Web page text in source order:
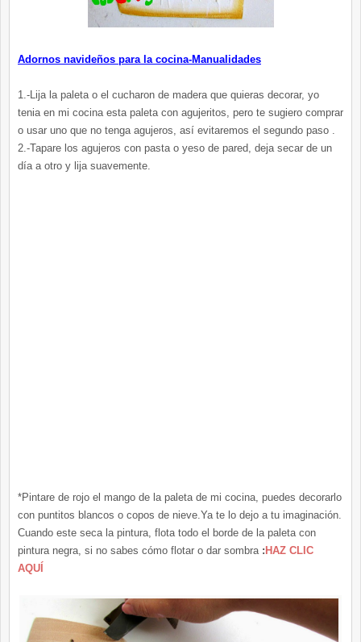
Adornos navideños para la cocina-Manualidades
1.-Lija la paleta o el cucharon de madera que quieras decorar, yo
tenia en mi cocina esta paleta con agujeritos, pero te sugiero comprar
o usar uno que no tenga agujeros, así evitaremos el segundo paso .
2.-Tapare los agujeros con pasta o yeso de pared, deja secar de un
día a otro y lija suavemente.
*Pintare de rojo el mango de la paleta de mi cocina, puedes decorarlo
con puntitos blancos o copos de nieve.Ya te lo dejo a tu imaginación.
Cuando este seca la pintura, flota todo el borde de la paleta con
pintura negra, si no sabes cómo flotar o dar sombra : HAZ CLIC
AQUÍ